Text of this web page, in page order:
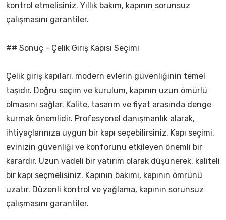
kontrol etmelisiniz. Yıllık bakım, kapının sorunsuz
çalışmasını garantiler.
## Sonuç - Çelik Giriş Kapısı Seçimi
Çelik giriş kapıları, modern evlerin güvenliğinin temel
taşıdır. Doğru seçim ve kurulum, kapının uzun ömürlü
olmasını sağlar. Kalite, tasarım ve fiyat arasında denge
kurmak önemlidir. Profesyonel danışmanlık alarak,
ihtiyaçlarınıza uygun bir kapı seçebilirsiniz. Kapı seçimi,
evinizin güvenliği ve konforunu etkileyen önemli bir
karardır. Uzun vadeli bir yatırım olarak düşünerek, kaliteli
bir kapı seçmelisiniz. Kapının bakımı, kapının ömrünü
uzatır. Düzenli kontrol ve yağlama, kapının sorunsuz
çalışmasını garantiler.